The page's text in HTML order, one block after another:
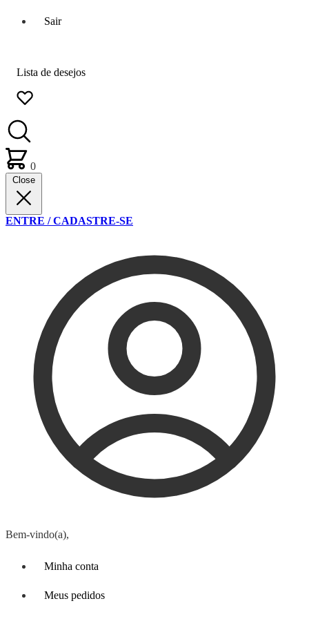
Sair
Lista de desejos
0
Close
ENTRE / CADASTRE-SE
Bem-vindo(a),
Minha conta
Meus pedidos